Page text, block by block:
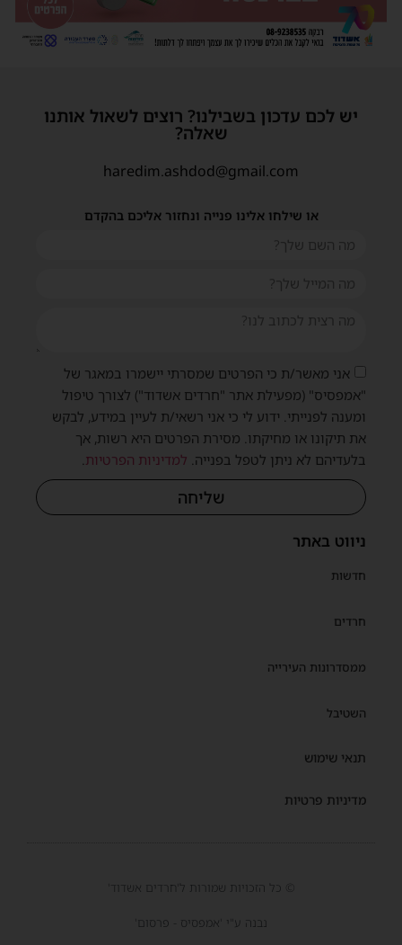
ניווט באתר
חדשות
חרדים
ממסדרונות העירייה
השטיבל
תנאי שימוש
מדיניות פרטיות
יש לכם עדכון בשבילנו? רוצים לשאול אותנו
שאלה?
haredim.ashdod@gmail.com
או שילחו אלינו פנייה ונחזור אליכם בהקדם
אני מאשר/ת כי הפרטים שמסרתי יישמרו במאגר של
"אמפסיס" (מפעילת אתר "חרדים אשדוד") לצורך טיפול
ומענה לפנייתי. ידוע לי כי אני רשאי/ת לעיין במידע, לבקש
את תיקונו או מחיקתו. מסירת הפרטים היא רשות, אך
בלעדיהם לא ניתן לטפל בפנייה. למדיניות הפרטיות.
שליחה
© כל הזכויות שמורות ל'חרדים אשדוד'
נבנה ע"י 'אמפסיס - פרסום'